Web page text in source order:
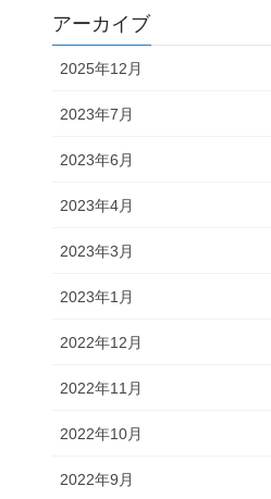
アーカイブ
2025年12月
2023年7月
2023年6月
2023年4月
2023年3月
2023年1月
2022年12月
2022年11月
2022年10月
2022年9月